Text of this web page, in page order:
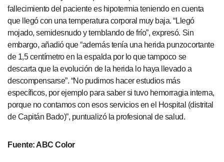
fallecimiento del paciente es hipotermia teniendo en cuenta
que llegó con una temperatura corporal muy baja. “Llegó
mojado, semidesnudo y temblando de frío”, expresó. Sin
embargo, añadió que “además tenía una herida punzocortante
de 1,5 centímetro en la espalda por lo que tampoco se
descarta que la evolución de la herida lo haya llevado a
descompensarse”. “No pudimos hacer estudios más
específicos, por ejemplo para saber si tuvo hemorragia interna,
porque no contamos con esos servicios en el Hospital (distrital
de Capitán Bado)”, puntualizó la profesional de salud.
Fuente: ABC Color